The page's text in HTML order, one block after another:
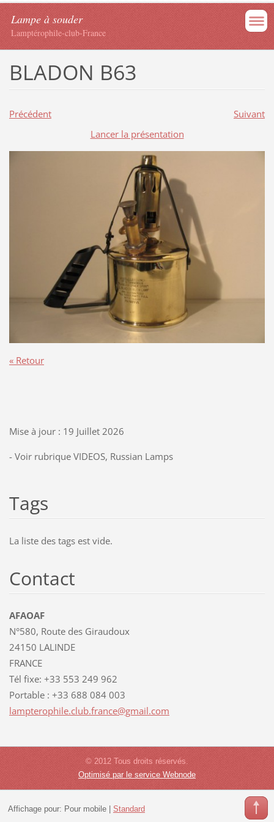
Lampe à souder
Lamptérophile-club-France
BLADON B63
Précédent
Suivant
Lancer la présentation
« Retour
Mise à jour : 19 Juillet 2026
- Voir rubrique VIDEOS, Russian Lamps
Tags
La liste des tags est vide.
Contact
AFAOAF
N°580, Route des Giraudoux
24150 LALINDE
FRANCE
Tél fixe: +33 553 249 962
Portable : +33 688 084 003
lampterophile.club.france@gmail.com
© 2012 Tous droits réservés.
Optimisé par le service Webnode
Affichage pour: Pour mobile| Standard